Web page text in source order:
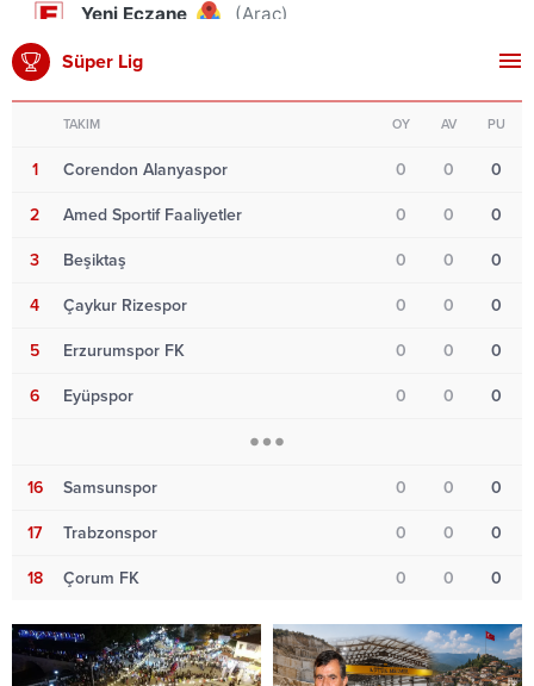
Süper Lig
TAKIM OY AV PU
1 Corendon Alanyaspor 0 0 0
2 Amed Sportif Faaliyetler 0 0 0
3 Beşiktaş 0 0 0
4 Çaykur Rizespor 0 0 0
5 Erzurumspor FK 0 0 0
6 Eyüpspor 0 0 0
16 Samsunspor 0 0 0
17 Trabzonspor 0 0 0
18 Çorum FK 0 0 0